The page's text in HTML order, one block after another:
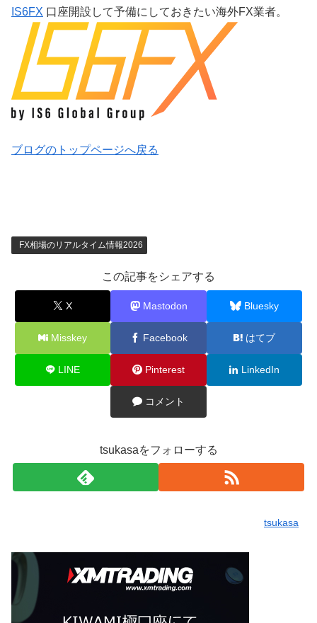
IS6FX 口座開設して予備にしておきたい海外FX業者。
ブログのトップページへ戻る
FX相場のリアルタイム情報2026
この記事をシェアする
X Mastodon Bluesky
Misskey Facebook はてブ
LINE Pinterest LinkedIn
コメント
tsukasaをフォローする
tsukasa